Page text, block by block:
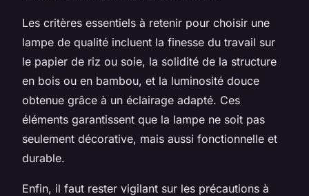
Les critères essentiels à retenir pour choisir une
lampe de qualité incluent la finesse du travail sur
le papier de riz ou soie, la solidité de la structure
en bois ou en bambou, et la luminosité douce
obtenue grâce à un éclairage adapté. Ces
éléments garantissent que la lampe ne soit pas
seulement décorative, mais aussi fonctionnelle et
durable.
Enfin, il faut rester vigilant sur les précautions à